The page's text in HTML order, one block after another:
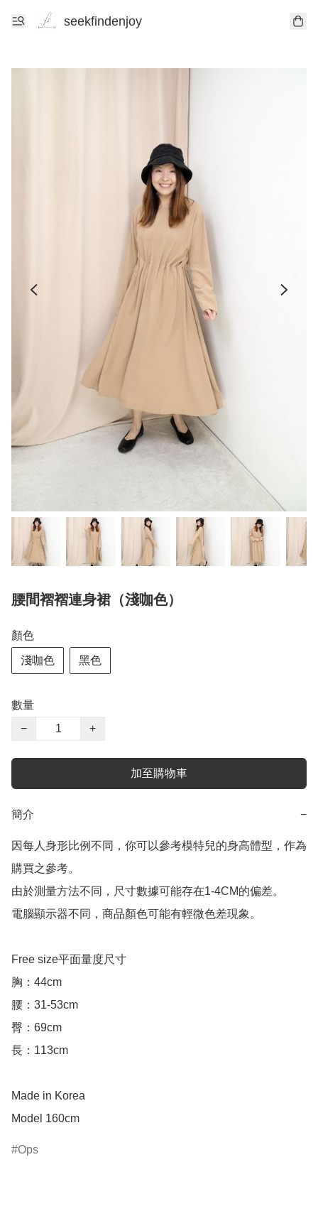
seekfindenjoy
腰間褶褶連身裙（淺咖色）
顏色
淺咖色 黑色
數量
−
+
加至購物車
簡介 −
因每人身形比例不同，你可以參考模特兒的身高體型，作為
購買之參考。
由於測量方法不同，尺寸數據可能存在1-4CM的偏差。
電腦顯示器不同，商品顏色可能有輕微色差現象。
Free size平面量度尺寸
胸：44cm
腰：31-53cm
臀：69cm
長：113cm
Made in Korea
Ops